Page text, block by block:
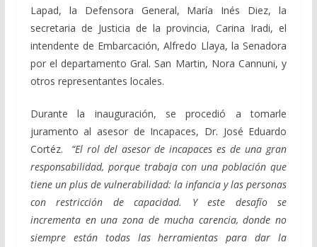
Lapad, la Defensora General, María Inés Diez, la
secretaria de Justicia de la provincia, Carina Iradi, el
intendente de Embarcación, Alfredo Llaya, la Senadora
por el departamento Gral. San Martin, Nora Cannuni, y
otros representantes locales.
Durante la inauguración, se procedió a tomarle
juramento al asesor de Incapaces, Dr. José Eduardo
Cortéz.
“El rol del asesor de incapaces es de una gran
responsabilidad, porque trabaja con una población que
tiene un plus de vulnerabilidad: la infancia y las personas
con restricción de capacidad. Y este desafío se
incrementa en una zona de mucha carencia, donde no
siempre están todas las herramientas para dar la